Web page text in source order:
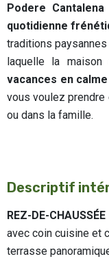
Podere
quotidienne
traditions
laquelle la
vacances en
vous voulez
ou dans la famille.
Descriptif
REZ-DE-CHAUSSÉE
avec coin cuisine et
terrasse